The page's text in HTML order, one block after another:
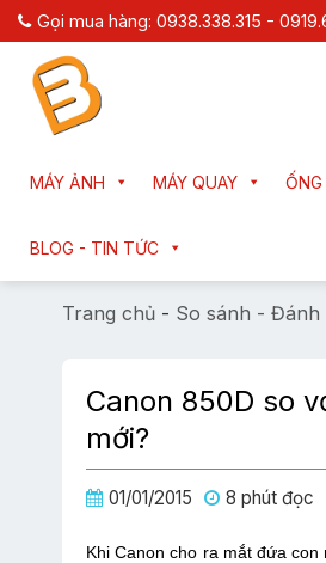
Chuyển
đến
dung
Gọi mua hàng: 0938.338.315 -
MÁY ẢNH MÁY QUAY ỐNG
BLOG - TIN TỨC
Trang chủ - So sánh - Đánh
Canon 850D so
mới?
01/01/2015 8 phút đọc
Khi Canon cho ra mắt đứa